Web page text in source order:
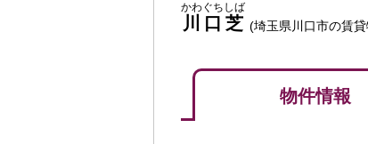
川口芝
かわぐちしば
(埼玉県川口市の賃
物件情報